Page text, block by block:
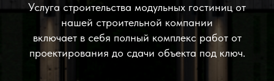
Услуга строительства модульных гостиниц от
нашей строительной компании
включает в себя полный комплекс работ от
проектирования до сдачи объекта под ключ.